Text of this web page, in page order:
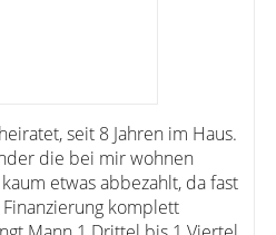
seit 8 Jahren im Haus.
die bei mir wohnen
etwas abbezahlt, da fast
komplett